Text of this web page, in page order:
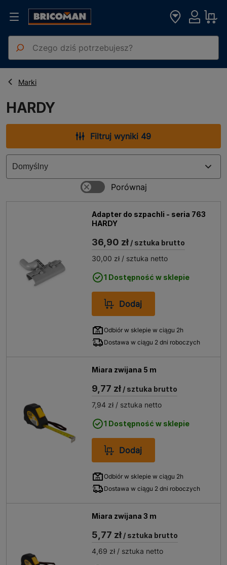
Strona główna
Marki
HARDY
HARDY
Filtruj wyniki 49
Adapter do szpachli - seria 763
HARDY
36,90 zł / sztuka brutto
30,00 zł / sztuka netto
1 Dostępność w sklepie
Dodaj
Odbiór w sklepie w ciągu 2h
Dostawa w ciągu 2 dni roboczych
Miara zwijana 5 m
9,77 zł / sztuka brutto
7,94 zł / sztuka netto
1 Dostępność w sklepie
Dodaj
Odbiór w sklepie w ciągu 2h
Dostawa w ciągu 2 dni roboczych
Miara zwijana 3 m
5,77 zł / sztuka brutto
4,69 zł / sztuka netto